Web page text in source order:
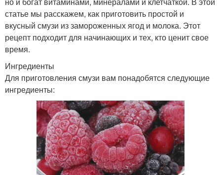
статье мы расскажем, как приготовить простой и
вкусный смузи из замороженных ягод и молока. Этот
рецепт подходит для начинающих и тех, кто ценит свое
время.
Ингредиенты
Для приготовления смузи вам понадобятся следующие
ингредиенты: